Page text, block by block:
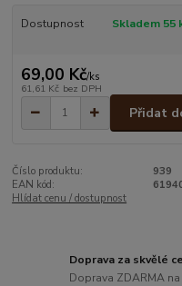
Dostupnost Skladem 55
69,00 Kč/ks
61,61 Kč bez DPH
Přidat
Číslo produktu:
939
EAN kód:
Hlídat cenu / dostupnost
Doprava za skvělé
Doprava ZDARMA